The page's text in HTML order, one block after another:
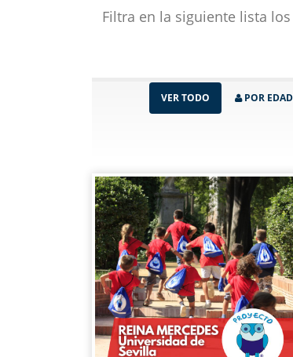
Filtra en la siguiente lista
VER TODO POR